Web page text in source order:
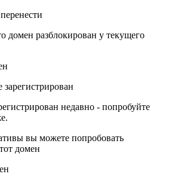
домен разблокирован у текущего
недавно - попробуйте
вы можете попробовать
домен